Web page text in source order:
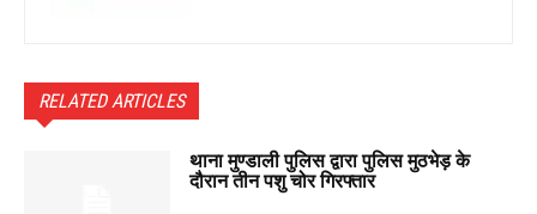
RELATED ARTICLES
थाना मुण्डाली पुलिस द्वारा पुलिस मुठभेड़ के
दौरान तीन पशु चोर गिरफ्तार